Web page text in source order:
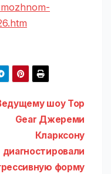
шоу Top
Gear Джереми
Кларксону
диагностировали
форму